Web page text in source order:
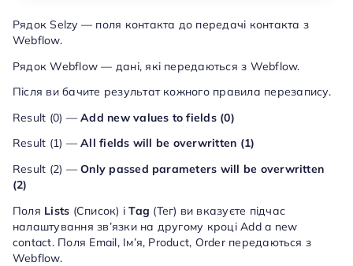
Рядок Selzy — поля контакта до передачі контакта з
Webflow.
Рядок Webflow — дані, які передаються з Webflow.
Після ви бачите результат кожного правила перезапису.
Result (0) —Add new values to fields (0)
Result (1) —All fields will be overwritten (1)
Result (2) —Only passed parameters will be overwritten
(2)
Поля Lists (Список) іTag (Тег) ви вказуєте підчас
налаштування зв’язки на другому кроці Add a new
contact. Поля Email, Ім’я, Product, Order передаються з
Webflow.